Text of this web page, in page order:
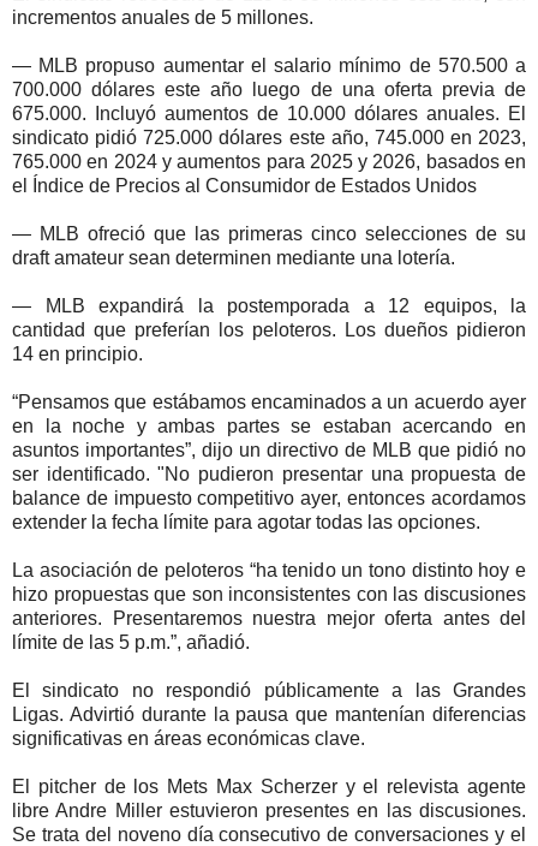
incrementos anuales de 5 millones.
— MLB propuso aumentar el salario mínimo de 570.500 a
700.000 dólares este año luego de una oferta previa de
675.000. Incluyó aumentos de 10.000 dólares anuales. El
sindicato pidió 725.000 dólares este año, 745.000 en 2023,
765.000 en 2024 y aumentos para 2025 y 2026, basados en
el Índice de Precios al Consumidor de Estados Unidos
— MLB ofreció que las primeras cinco selecciones de su
draft amateur sean determinen mediante una lotería.
— MLB expandirá la postemporada a 12 equipos, la
cantidad que preferían los peloteros. Los dueños pidieron
14 en principio.
“Pensamos que estábamos encaminados a un acuerdo ayer
en la noche y ambas partes se estaban acercando en
asuntos importantes”, dijo un directivo de MLB que pidió no
ser identificado. "No pudieron presentar una propuesta de
balance de impuesto competitivo ayer, entonces acordamos
extender la fecha límite para agotar todas las opciones.
La asociación de peloteros “ha tenido un tono distinto hoy e
hizo propuestas que son inconsistentes con las discusiones
anteriores. Presentaremos nuestra mejor oferta antes del
límite de las 5 p.m.”, añadió.
El sindicato no respondió públicamente a las Grandes
Ligas. Advirtió durante la pausa que mantenían diferencias
significativas en áreas económicas clave.
El pitcher de los Mets Max Scherzer y el relevista agente
libre Andre Miller estuvieron presentes en las discusiones.
Se trata del noveno día consecutivo de conversaciones y el